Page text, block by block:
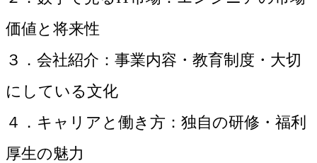
価値と将来性
３．会社紹介：事業内容・教育制度・大切
にしている文化
４．キャリアと働き方：独自の研修・福利
厚生の魅力